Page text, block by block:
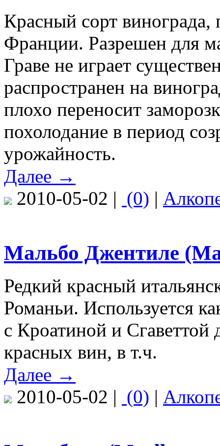
Красный сорт
Франции. Разрешен для
Граве не играет
распространен на
плохо переносит
похолодание в период
урожайность.
Далее →
2010-05-02 | (0) |
Мальбо Джентиле
Редкий красный
Романьи. Используется
с Кроатиной и Сгаветтой
красных вин, в т.ч.
Далее →
2010-05-02 | (0) |